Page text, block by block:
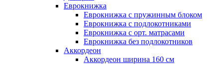
Еврокнижка
Еврокнижка с пружинным блоком
Еврокнижка с подлокотниками
Еврокнижка с орт. матрасами
Еврокнижка без подлокотников
Аккордеон
Аккордеон ширина 160 см